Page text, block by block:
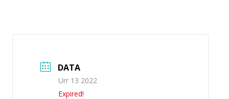
DATA
Urr 13 2022
Expired!